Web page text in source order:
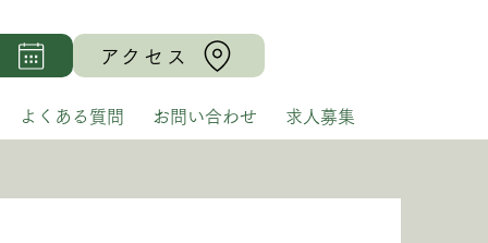
アクセス
よくある質問 お問い合わせ 求人募集